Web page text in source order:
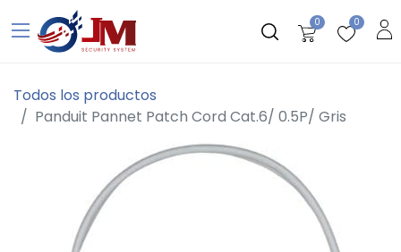
0 0
Todos los productos
Panduit Pannet Patch Cord Cat.6/ 0.5P/ Gris